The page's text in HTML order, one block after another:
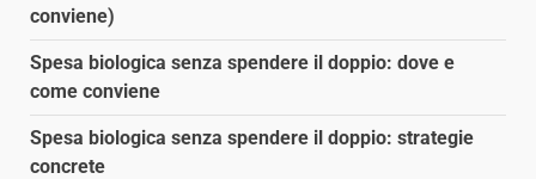
conviene)
Spesa biologica senza spendere il doppio: dove e
come conviene
Spesa biologica senza spendere il doppio: strategie
concrete